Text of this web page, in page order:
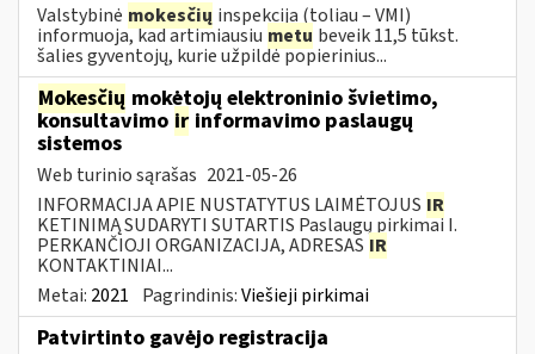
Valstybinė mokesčių inspekcija (toliau – VMI)
informuoja, kad artimiausiu metu beveik 11,5 tūkst.
šalies gyventojų, kurie užpildė popierinius...
Mokesčių mokėtojų elektroninio švietimo,
konsultavimo ir informavimo paslaugų
sistemos
Web turinio sąrašas 2021-05-26
INFORMACIJA APIE NUSTATYTUS LAIMĖTOJUS IR
KETINIMĄ SUDARYTI SUTARTIS Paslaugų pirkimai I.
PERKANČIOJI ORGANIZACIJA, ADRESAS IR
KONTAKTINIAI...
Metai: 2021 Pagrindinis:Viešieji pirkimai
Patvirtinto gavėjo registracija